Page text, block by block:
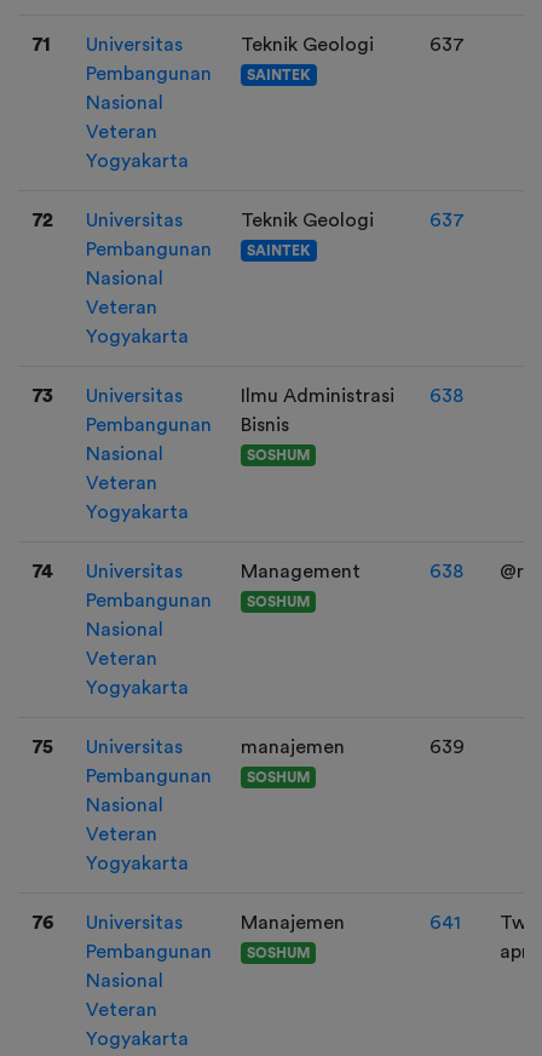
71
Universitas
Pembangunan
Nasional
Veteran
Yogyakarta
Teknik Geologi
SAINTEK
637
72
Universitas
Pembangunan
Nasional
Veteran
Yogyakarta
Teknik Geologi
SAINTEK
637
73
Universitas
Pembangunan
Nasional
Veteran
Yogyakarta
Ilmu Administrasi
Bisnis
SOSHUM
638
74
Universitas
Pembangunan
Nasional
Veteran
Yogyakarta
Management
SOSHUM
638
75
Universitas
Pembangunan
Nasional
Veteran
Yogyakarta
manajemen
SOSHUM
639
76
Universitas
Pembangunan
Nasional
Veteran
Yogyakarta
Manajemen
SOSHUM
641